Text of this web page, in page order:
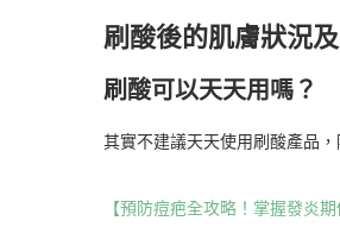
刷酸後的肌膚狀況
刷酸可以天天用嗎？
其實不建議天天使用刷酸產品
【預防痘疤全攻略！掌握發炎